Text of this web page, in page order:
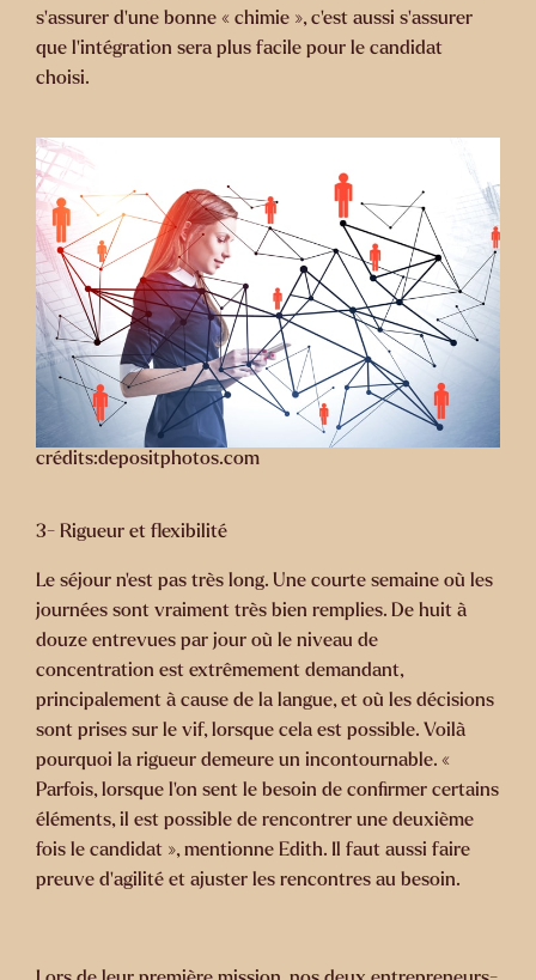
s’assurer d’une bonne « chimie », c’est aussi s’assurer
que l’intégration sera plus facile pour le candidat
choisi.
crédits:depositphotos.com
3- Rigueur et flexibilité
Le séjour n’est pas très long. Une courte semaine où les
journées sont vraiment très bien remplies. De huit à
douze entrevues par jour où le niveau de
concentration est extrêmement demandant,
principalement à cause de la langue, et où les décisions
sont prises sur le vif, lorsque cela est possible. Voilà
pourquoi la rigueur demeure un incontournable. «
Parfois, lorsque l’on sent le besoin de confirmer certains
éléments, il est possible de rencontrer une deuxième
fois le candidat », mentionne Edith. Il faut aussi faire
preuve d’agilité et ajuster les rencontres au besoin.